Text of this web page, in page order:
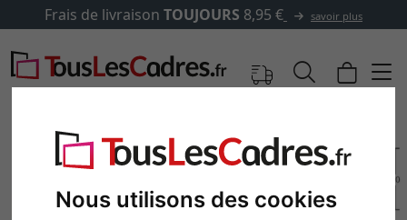
Nous utilisons des cookies
Frais de livraison TOUJOURS 8,95 € savoir plus